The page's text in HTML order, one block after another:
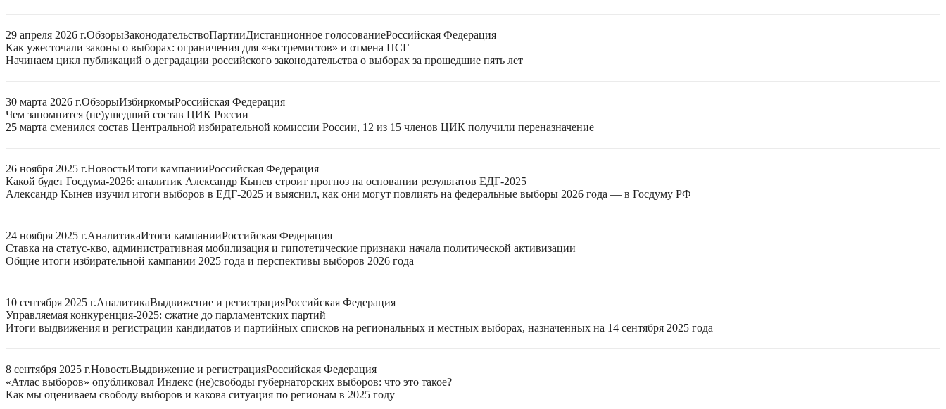
29 апреля 2026 г.ОбзорыЗаконодательствоПартииДистанционное голосованиеРоссийская Федерация
Как ужесточали законы о выборах: ограничения для «экстремистов» и отмена ПСГ
Начинаем цикл публикаций о деградации российского законодательства о выборах за прошедшие пять лет
30 марта 2026 г.ОбзорыИзбиркомыРоссийская Федерация
Чем запомнится (не)ушедший состав ЦИК России
25 марта сменился состав Центральной избирательной комиссии России, 12 из 15 членов ЦИК получили переназначение
26 ноября 2025 г.НовостьИтоги кампанииРоссийская Федерация
Какой будет Госдума-2026: аналитик Александр Кынев строит прогноз на основании результатов ЕДГ-2025
Александр Кынев изучил итоги выборов в ЕДГ-2025 и выяснил, как они могут повлиять на федеральные выборы 2026 года — в Госдуму РФ
24 ноября 2025 г.АналитикаИтоги кампанииРоссийская Федерация
Ставка на статус-кво, административная мобилизация и гипотетические признаки начала политической активизации
Общие итоги избирательной кампании 2025 года и перспективы выборов 2026 года
10 сентября 2025 г.АналитикаВыдвижение и регистрацияРоссийская Федерация
Управляемая конкуренция-2025: сжатие до парламентских партий
Итоги выдвижения и регистрации кандидатов и партийных списков на региональных и местных выборах, назначенных на 14 сентября 2025 года
8 сентября 2025 г.НовостьВыдвижение и регистрацияРоссийская Федерация
«Атлас выборов» опубликовал Индекс (не)свободы губернаторских выборов: что это такое?
Как мы оцениваем свободу выборов и какова ситуация по регионам в 2025 году